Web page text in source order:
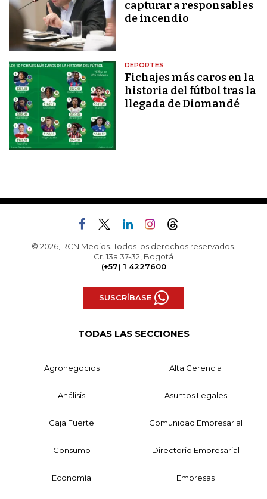
capturar a responsables
de incendio
DEPORTES
Fichajes más caros en la
historia del fútbol tras la
llegada de Diomandé
© 2026, RCN Medios. Todos los derechos reservados.
Cr. 13a 37-32, Bogotá
(+57) 1 4227600
SUSCRÍBASE
TODAS LAS SECCIONES
Agronegocios Alta Gerencia
Análisis Asuntos Legales
Caja Fuerte Comunidad Empresarial
Consumo Directorio Empresarial
Economía Empresas